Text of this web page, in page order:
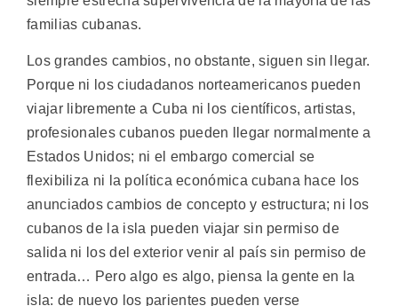
familias cubanas.
Los grandes cambios, no obstante, siguen sin llegar.
Porque ni los ciudadanos norteamericanos pueden
viajar libremente a Cuba ni los científicos, artistas,
profesionales cubanos pueden llegar normalmente a
Estados Unidos; ni el embargo comercial se
flexibiliza ni la política económica cubana hace los
anunciados cambios de concepto y estructura; ni los
cubanos de la isla pueden viajar sin permiso de
salida ni los del exterior venir al país sin permiso de
entrada… Pero algo es algo, piensa la gente en la
isla: de nuevo los parientes pueden verse